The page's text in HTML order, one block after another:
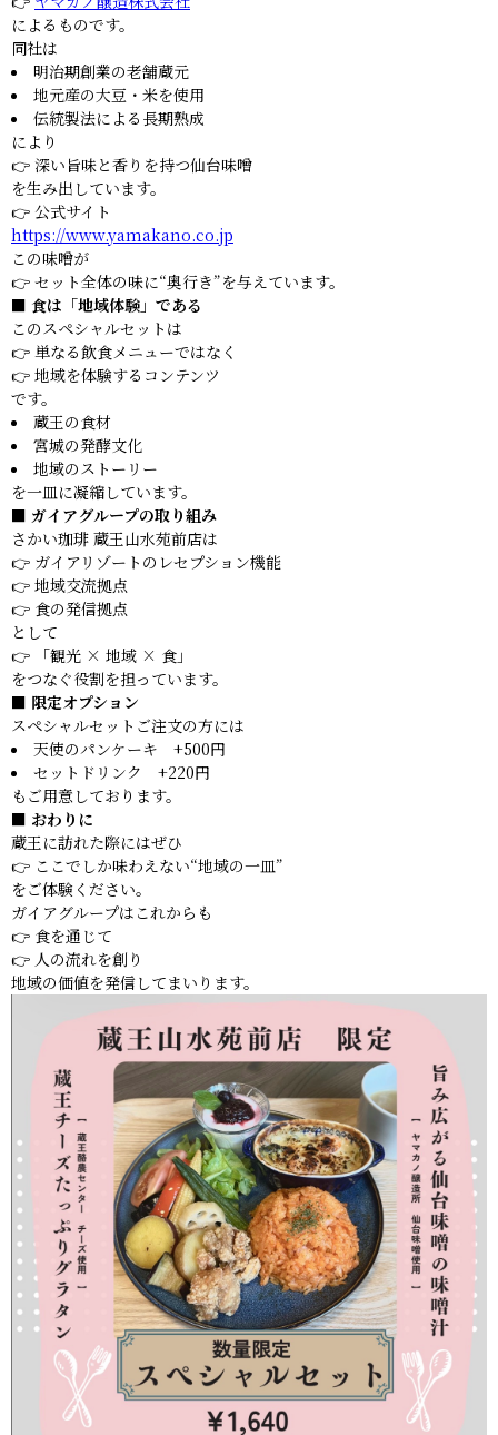
によるものです。
同社は
明治期創業の老舗蔵元
地元産の大豆・米を使用
伝統製法による長期熟成
により
👉 深い旨味と香りを持つ仙台味噌
を生み出しています。
👉 公式サイト
https://www.yamakano.co.jp
この味噌が
👉 セット全体の味に“奥行き”を与えています。
■ 食は「地域体験」である
このスペシャルセットは
👉 単なる飲食メニューではなく
👉 地域を体験するコンテンツ
です。
蔵王の食材
宮城の発酵文化
地域のストーリー
を一皿に凝縮しています。
■ ガイアグループの取り組み
さかい珈琲 蔵王山水苑前店は
👉 ガイアリゾートのレセプション機能
👉 地域交流拠点
👉 食の発信拠点
として
👉 「観光 × 地域 × 食」
をつなぐ役割を担っています。
■ 限定オプション
スペシャルセットご注文の方には
天使のパンケーキ +500円
セットドリンク +220円
もご用意しております。
■ おわりに
蔵王に訪れた際にはぜひ
👉 ここでしか味わえない“地域の一皿”
をご体験ください。
ガイアグループはこれからも
👉 食を通じて
👉 人の流れを創り
地域の価値を発信してまいります。